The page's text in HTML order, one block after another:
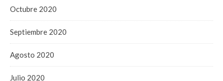
Octubre 2020
Septiembre 2020
Agosto 2020
Julio 2020